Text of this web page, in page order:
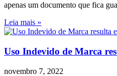
apenas um documento que fica
Leia mais »
Uso Indevido de Marca
novembro 7, 2022